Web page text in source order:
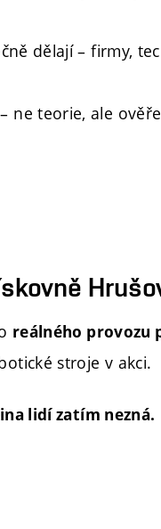
dělají – firmy,
ne teorie, ale
reálného provozu
stroje v akci.
lidí zatím nezná.